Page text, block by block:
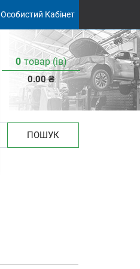
Особистий Кабінет
0 товар (iв)
0.00 ₴
ПОШУК